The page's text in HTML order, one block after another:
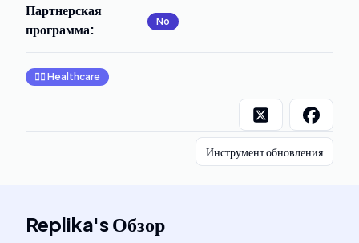
Партнерская
программа: No
👩‍⚕️ Healthcare
Инструмент обновления
Replika'sОбзор